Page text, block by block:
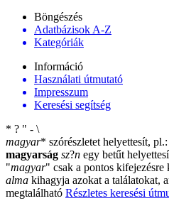
Böngészés
Adatbázisok A-Z
Kategóriák
Információ
Használati útmutató
Impresszum
Keresési segítség
* ? " - \
magyar* szórészletet helyettesít, pl.:
magyarság sz?n egy betűt
"magyar" csak a pontos kifejezésre
alma kihagyja azokat a találatokat,
megtalálható Részletes keresési